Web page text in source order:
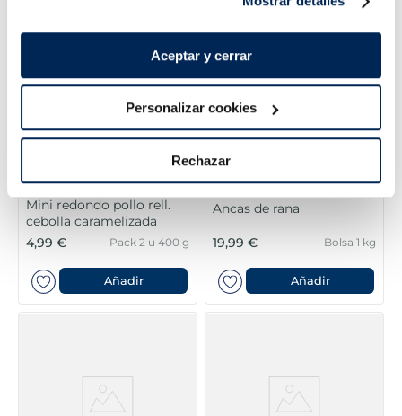
Aceptar y cerrar
Personalizar cookies
Rechazar
Mini redondo pollo rell.
cebolla caramelizada
4,99 €
Pack 2 u 400 g
Añadir
Ancas de rana
19,99 € Bolsa 1 kg
Añadir